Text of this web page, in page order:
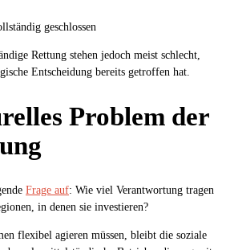
geschlossen
Rettung stehen jedoch meist schlecht,
Entscheidung bereits getroffen hat.
Problem der
Frage auf: Wie viel Verantwortung tragen
in denen sie investieren?
flexibel agieren müssen, bleibt die soziale